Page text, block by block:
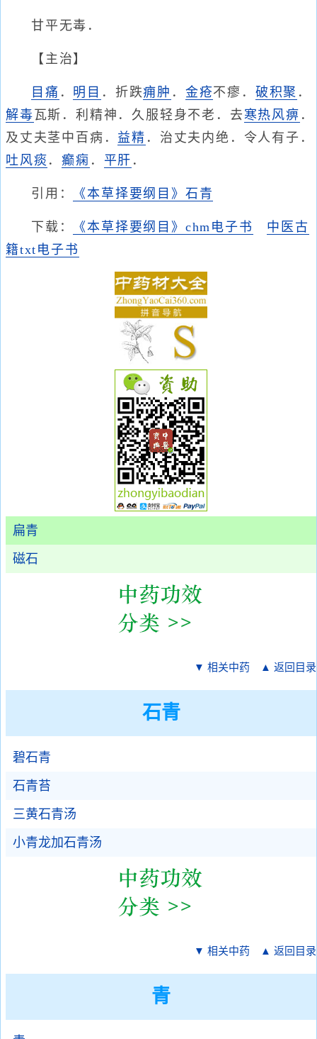
甘平无毒．
【主治】
目痛 ． 明目 ．折跌痈肿 ． 金疮不瘳． 破积聚 ．
解毒 瓦斯．利精神．久服轻身不老．去寒热风痹 ．
及丈夫茎中百病． 益精 ．治丈夫内绝．令人有子．
吐风痰 ．癫痫 ． 平肝 ．
引用： 《本草择要纲目》石青
下载： 《本草择要纲目》chm电子书
中医古
籍txt电子书
扁青
磁石
▼ 相关中药 ▲ 返回目录
石青
碧石青
石青苔
三黄石青汤
小青龙加石青汤
▼ 相关中药 ▲ 返回目录
青